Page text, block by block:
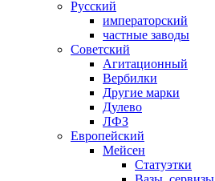
Русский
императорский
частные заводы
Советский
Агитационный
Вербилки
Другие марки
Дулево
ЛФЗ
Европейский
Мейсен
Статуэтки